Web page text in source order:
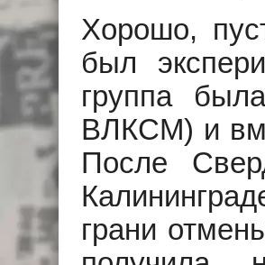
Хорошо,
был
группа
ВЛКСМ) и
После
грани